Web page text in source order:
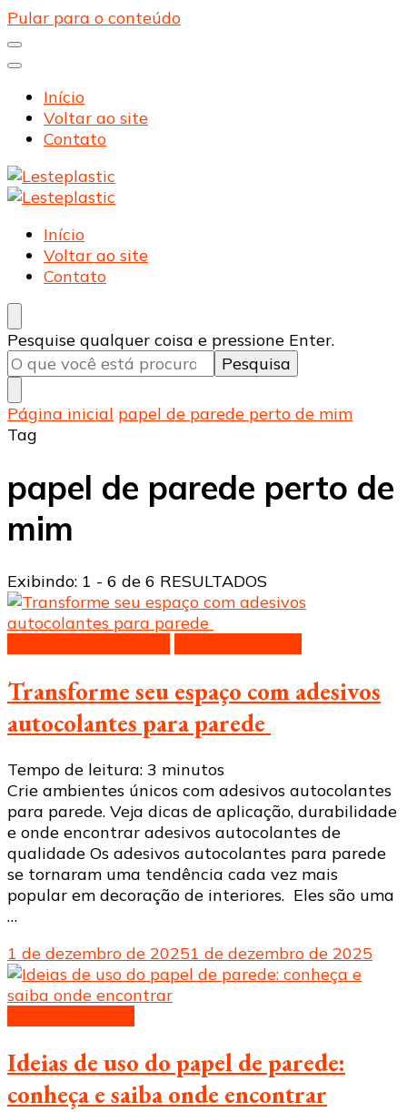
Pular para o conteúdo
Início
Voltar ao site
Contato
Lesteplastic
Blog – Lesteplastic
Lesteplastic
Blog – Lesteplastic
Início
Voltar ao site
Contato
Procurando
algo?
Pesquise qualquer coisa e pressione Enter.
Página inicial papel de parede perto de mim
Tag
papel de parede perto de
mim
Exibindo: 1 - 6 de 6 RESULTADOS
Transforme seu espaço com adesivos
autocolantes para parede
Tempo de leitura: 3 minutos
Crie ambientes únicos com adesivos autocolantes
para parede. Veja dicas de aplicação, durabilidade
e onde encontrar adesivos autocolantes de
qualidade Os adesivos autocolantes para parede
se tornaram uma tendência cada vez mais
popular em decoração de interiores. Eles são uma
…
1 de dezembro de 20251 de dezembro de 2025
Ideias de uso do papel de parede:
conheça e saiba onde encontrar